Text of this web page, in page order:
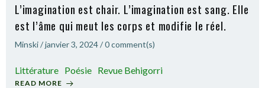
L’imagination est chair. L’imagination est sang. Elle
est l’âme qui meut les corps et modifie le réel.
Minski/janvier 3, 2024/0comment(s)
Littérature Poésie Revue Behigorri
READ MORE